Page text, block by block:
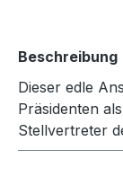
Beschreibung
Dieser edle
Präsidenten
Stellvertreter